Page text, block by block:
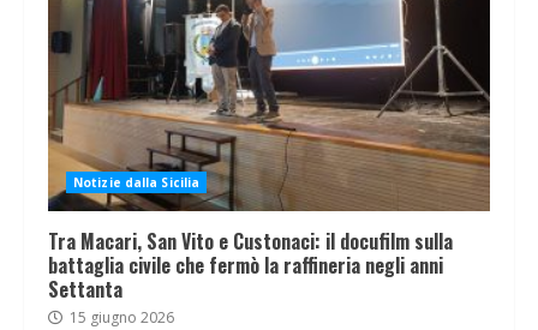
Notizie dalla Sicilia
Tra Macari, San Vito e Custonaci: il docufilm sulla
battaglia civile che fermò la raffineria negli anni
Settanta
15 giugno 2026